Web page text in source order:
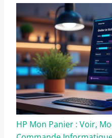
HP Mon Panier : Voir,